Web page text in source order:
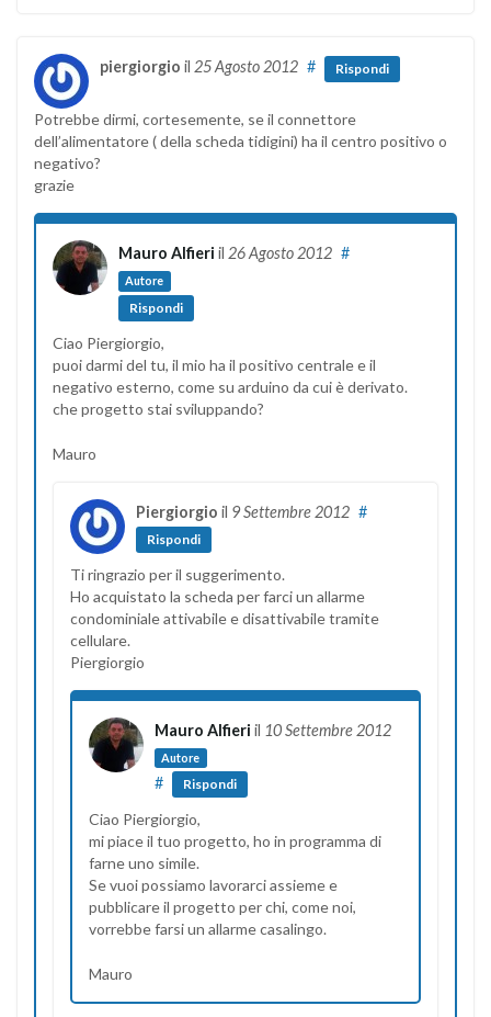
piergiorgio il 25 Agosto 2012 # Rispondi
Potrebbe dirmi, cortesemente, se il connettore
dell’alimentatore ( della scheda tidigini) ha il centro positivo o
negativo?
grazie
Mauro Alfieri il 26 Agosto 2012
Autore
#
Rispondi
Ciao Piergiorgio,
puoi darmi del tu, il mio ha il positivo centrale e il
negativo esterno, come su arduino da cui è derivato.
che progetto stai sviluppando?
Mauro
Piergiorgio il 9 Settembre 2012 #
Rispondi
Ti ringrazio per il suggerimento.
Ho acquistato la scheda per farci un allarme
condominiale attivabile e disattivabile tramite
cellulare.
Piergiorgio
Mauro Alfieri il 10 Settembre 2012
Autore
# Rispondi
Ciao Piergiorgio,
mi piace il tuo progetto, ho in programma di
farne uno simile.
Se vuoi possiamo lavorarci assieme e
pubblicare il progetto per chi, come noi,
vorrebbe farsi un allarme casalingo.
Mauro